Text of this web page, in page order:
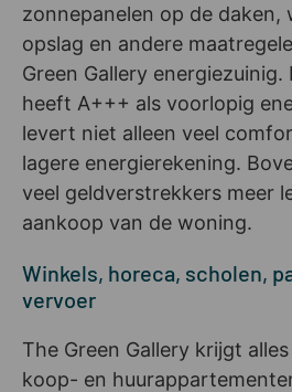
zonnepanelen op de daken,
opslag en andere
Green Gallery
heeft A+++ als voorlopig
levert niet alleen veel
lagere energierekening.
veel geldverstrekkers meer
aankoop van de woning.
Winkels, horeca, scholen,
vervoer
The Green Gallery krijgt
koop- en